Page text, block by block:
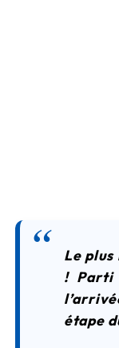
Le
! Parti
étape